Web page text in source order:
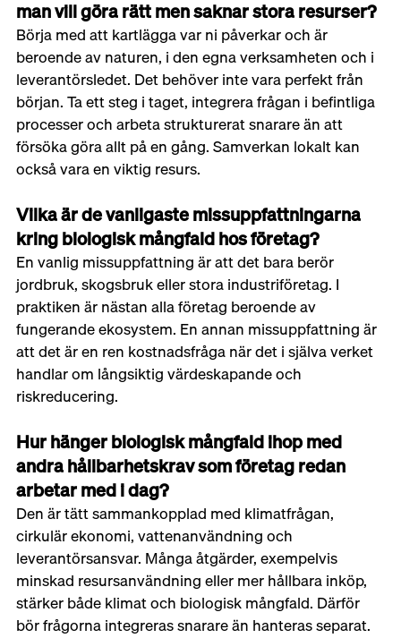
man vill göra rätt men saknar stora resurser?
Börja med att kartlägga var ni påverkar och är
beroende av naturen, i den egna verksamheten och i
leverantörsledet. Det behöver inte vara perfekt från
början. Ta ett steg i taget, integrera frågan i befintliga
processer och arbeta strukturerat snarare än att
försöka göra allt på en gång. Samverkan lokalt kan
också vara en viktig resurs.
Vilka är de vanligaste missuppfattningarna
kring biologisk mångfald hos företag?
En vanlig missuppfattning är att det bara berör
jordbruk, skogsbruk eller stora industriföretag. I
praktiken är nästan alla företag beroende av
fungerande ekosystem. En annan missuppfattning är
att det är en ren kostnadsfråga när det i själva verket
handlar om långsiktig värdeskapande och
riskreducering.
Hur hänger biologisk mångfald ihop med
andra hållbarhetskrav som företag redan
arbetar med i dag?
Den är tätt sammankopplad med klimatfrågan,
cirkulär ekonomi, vattenanvändning och
leverantörsansvar. Många åtgärder, exempelvis
minskad resursanvändning eller mer hållbara inköp,
stärker både klimat och biologisk mångfald. Därför
bör frågorna integreras snarare än hanteras separat.